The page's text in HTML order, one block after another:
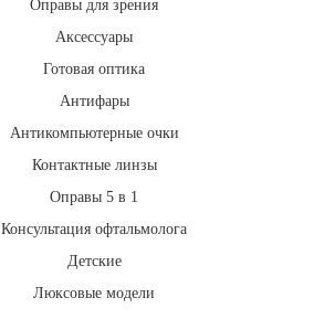
Оправы для зрения
Аксессуары
Готовая оптика
Антифары
Антикомпьютерные очки
Контактные линзы
Оправы 5 в 1
Консультация офтальмолога
Детские
Люксовые модели